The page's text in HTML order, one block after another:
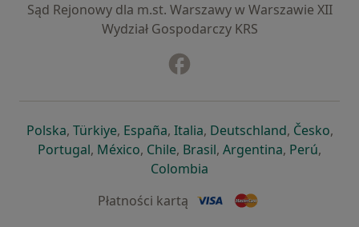
Sąd Rejonowy dla m.st. Warszawy w Warszawie XII
Wydział Gospodarczy KRS
Polskaotwiera się w nowej karcie
, Türkiyeotwiera się w nowej karcie
, Españaotwiera się w nowej karcie
, Italiaotwiera się w nowej
, Deutschlandotwiera się
, Česko,
Portugalotwiera się w nowej karcie
, Méxicootwiera się w nowej karcie
, Chileotwiera się w nowej karcie
, Brasilotwiera się w nowej
, Argentinaotwiera się
, Perú,
Colombia
Płatności kartą